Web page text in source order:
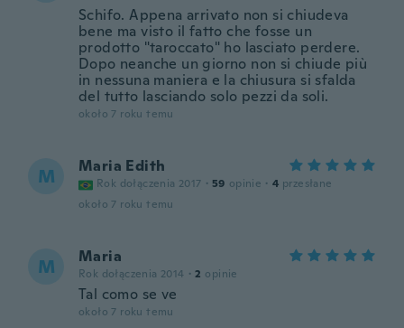
Schifo. Appena arrivato non si chiudeva
bene ma visto il fatto che fosse un
prodotto "taroccato" ho lasciato perdere.
Dopo neanche un giorno non si chiude più
in nessuna maniera e la chiusura si sfalda
del tutto lasciando solo pezzi da soli.
około 7 roku temu
M Maria Edith
Rok dołączenia 2017 · 59 opinie · 4 przesłane
około 7 roku temu
M Maria
Rok dołączenia 2014 · 2 opinie
Tal como se ve
około 7 roku temu